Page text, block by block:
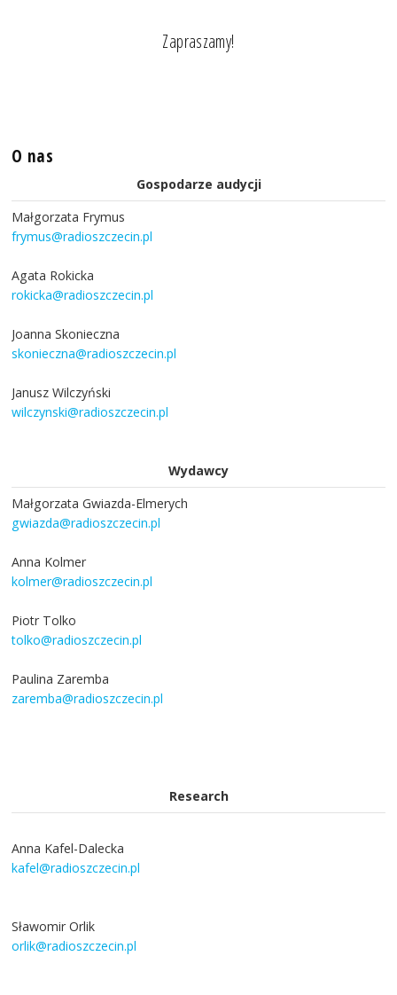
Zapraszamy!
O nas
Gospodarze audycji
Małgorzata Frymus
frymus@radioszczecin.pl
Agata Rokicka
rokicka@radioszczecin.pl
Joanna Skonieczna
skonieczna@radioszczecin.pl
Janusz Wilczyński
wilczynski@radioszczecin.pl
Wydawcy
Małgorzata Gwiazda-Elmerych
gwiazda@radioszczecin.pl
Anna Kolmer
kolmer@radioszczecin.pl
Piotr Tolko
tolko@radioszczecin.pl
Paulina Zaremba
zaremba@radioszczecin.pl
Research
Anna Kafel-Dalecka
kafel@radioszczecin.pl
Sławomir Orlik
orlik@radioszczecin.pl